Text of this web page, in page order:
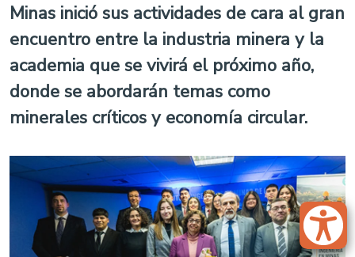
Minas inició sus actividades de cara al gran
encuentro entre la industria minera y la
academia que se vivirá el próximo año,
donde se abordarán temas como
minerales críticos y economía circular.